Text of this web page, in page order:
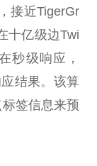
接近TigerGr
十亿级边Twi
秒级响应，
结果。该算
签信息来预